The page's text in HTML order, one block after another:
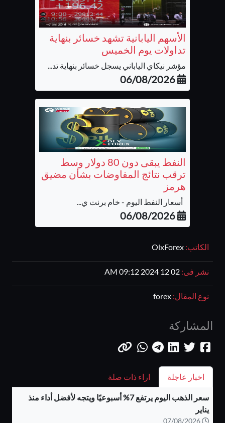
الكاتب:
نشر فى:
نوع المقال:
المشاركة
اخبار عاجلة اراء ذات صلة
سعر الذهب اليوم يرتفع 7% أسبوعيًا ويتجه لأفضل أداء منذ
يناير
الأسهم اليابانية تشهد خسائر بنهاية
تداولات يوم الخميس
مؤشر نيكاي الياباني يسجل خسائر بنهاية تد...
06/08/2026
النفط يبقى دون 80 دولار وسط
ترقب نتائج المفاوضات بشأن مضيق
هرمز
أسعار النفط اليوم - خام برنت ي...
06/08/2026